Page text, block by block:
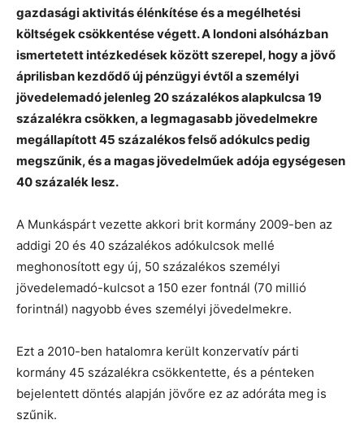
gazdasági aktivitás élénkítése és a megélhetési
költségek csökkentése végett. A londoni alsóházban
ismertetett intézkedések között szerepel, hogy a jövő
áprilisban kezdődő új pénzügyi évtől a személyi
jövedelemadó jelenleg 20 százalékos alapkulcsa 19
százalékra csökken, a legmagasabb jövedelmekre
megállapított 45 százalékos felső adókulcs pedig
megszűnik, és a magas jövedelműek adója egységesen
40 százalék lesz.
A Munkáspárt vezette akkori brit kormány 2009-ben az
addigi 20 és 40 százalékos adókulcsok mellé
meghonosított egy új, 50 százalékos személyi
jövedelemadó-kulcsot a 150 ezer fontnál (70 millió
forintnál) nagyobb éves személyi jövedelmekre.
Ezt a 2010-ben hatalomra került konzervatív párti
kormány 45 százalékra csökkentette, és a pénteken
bejelentett döntés alapján jövőre ez az adóráta meg is
szűnik.